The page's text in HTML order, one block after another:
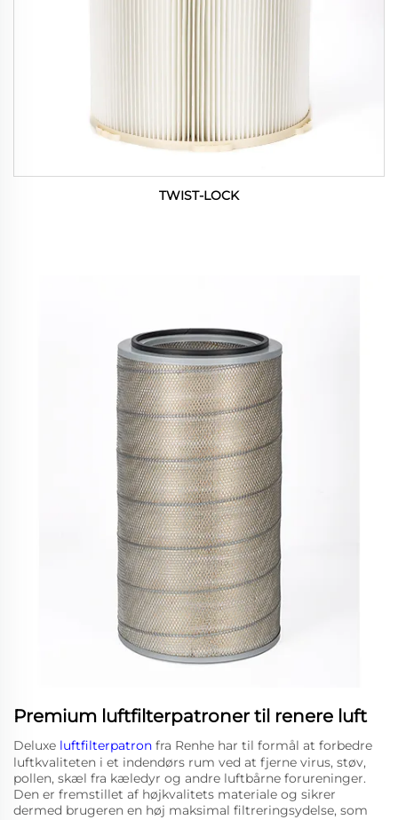
TWIST-LOCK
Premium luftfilterpatroner til renere luft
Deluxe luftfilterpatron fra Renhe har til formål at forbedre
luftkvaliteten i et indendørs rum ved at fjerne virus, støv,
pollen, skæl fra kæledyr og andre luftbårne forureninger.
Den er fremstillet af højkvalitets materiale og sikrer
dermed brugeren en høj maksimal filtreringsydelse, som